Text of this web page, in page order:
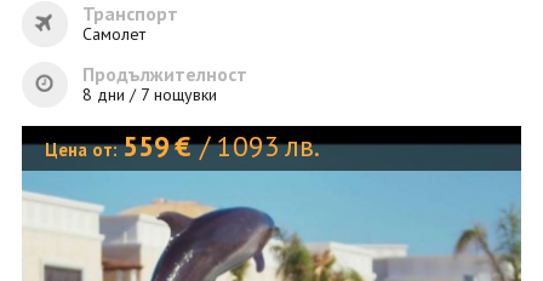
ЕКСКУРЗИИ
ОЩЕ
ЗА НАС
КОНТАКТИ
ФИРМЕНИ ДОКУМЕНТИ
0700 144 34 Запитване
Транспорт
Самолет
Продължителност
8 дни / 7 нощувки
Цена от:559€ / 1093лв.